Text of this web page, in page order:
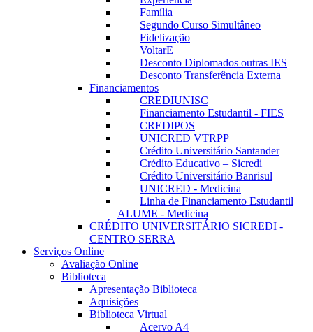
Família
Segundo Curso Simultâneo
Fidelização
VoltarE
Desconto Diplomados outras IES
Desconto Transferência Externa
Financiamentos
CREDIUNISC
Financiamento Estudantil - FIES
CREDIPOS
UNICRED VTRPP
Crédito Universitário Santander
Crédito Educativo – Sicredi
Crédito Universitário Banrisul
UNICRED - Medicina
Linha de Financiamento Estudantil
ALUME - Medicina
CRÉDITO UNIVERSITÁRIO SICREDI -
CENTRO SERRA
Serviços Online
Avaliação Online
Biblioteca
Apresentação Biblioteca
Aquisições
Biblioteca Virtual
Acervo A4